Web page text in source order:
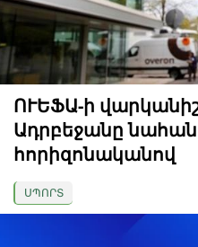
ՈՒԵՖԱ-ի
Ադրբեջանը
հորիզոնականով
ՍՊՈՐՏ